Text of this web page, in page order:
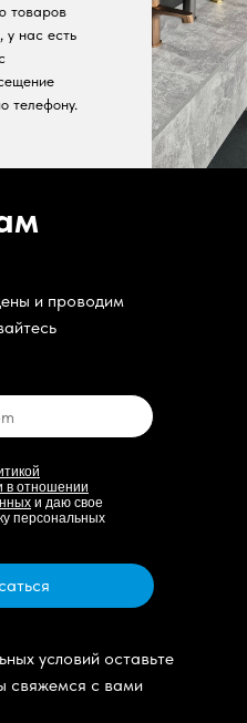
товаров
нас есть
телефону.
и проводим
в отношении
и даю свое
персональных
условий оставьте
свяжемся с вами